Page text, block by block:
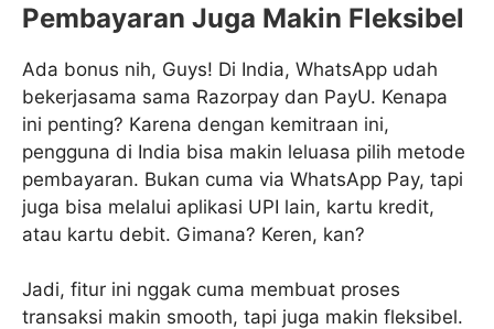
Pembayaran Juga Makin Fleksibel
Ada bonus nih, Guys! Di India, WhatsApp udah
bekerjasama sama Razorpay dan PayU. Kenapa
ini penting? Karena dengan kemitraan ini,
pengguna di India bisa makin leluasa pilih metode
pembayaran. Bukan cuma via WhatsApp Pay, tapi
juga bisa melalui aplikasi UPI lain, kartu kredit,
atau kartu debit. Gimana? Keren, kan?
Jadi, fitur ini nggak cuma membuat proses
transaksi makin smooth, tapi juga makin fleksibel.